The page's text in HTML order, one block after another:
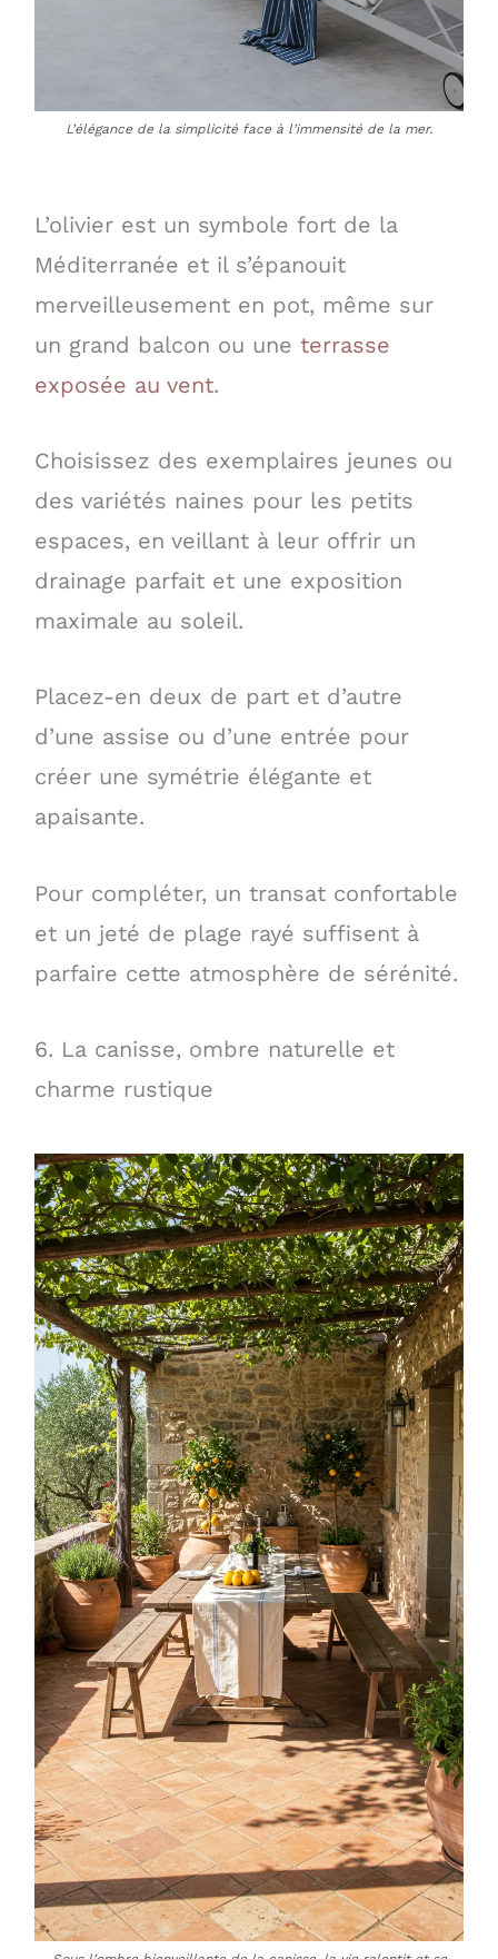
L’élégance de la simplicité face à l’immensité de la mer.
L’olivier est un symbole fort de la
Méditerranée et il s’épanouit
merveilleusement en pot, même sur
un grand balcon ou une terrasse
exposée au vent.
Choisissez des exemplaires jeunes ou
des variétés naines pour les petits
espaces, en veillant à leur offrir un
drainage parfait et une exposition
maximale au soleil.
Placez-en deux de part et d’autre
d’une assise ou d’une entrée pour
créer une symétrie élégante et
apaisante.
Pour compléter, un transat confortable
et un jeté de plage rayé suffisent à
parfaire cette atmosphère de sérénité.
6. La canisse, ombre naturelle et
charme rustique